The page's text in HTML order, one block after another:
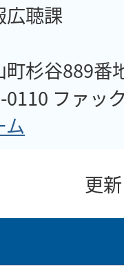
聴課
杉谷889番
ファッ
ム
更